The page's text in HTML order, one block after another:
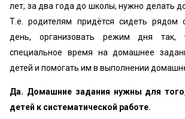
лет, за два года до школы, нужно делать
Т.е. родителям придётся сидеть
день, организовать режим дня так,
специальное время на домашнее
детей и помогать им в выполнении
Да. Домашние задания нужны для
детей к систематической работе.